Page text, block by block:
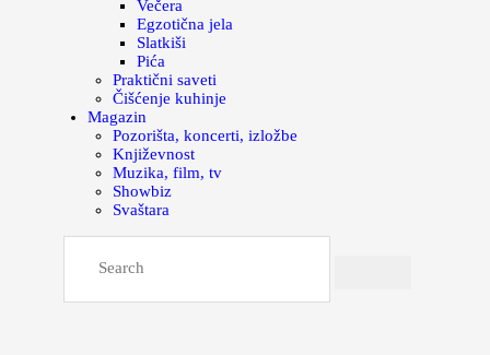
Večera
Egzotična jela
Slatkiši
Pića
Praktični saveti
Čišćenje kuhinje
Magazin
Pozorišta, koncerti, izložbe
Književnost
Muzika, film, tv
Showbiz
Svaštara